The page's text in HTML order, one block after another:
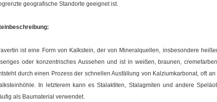
geografische Standorte geeignet ist.
ist eine Form von Kalkstein, der von Mineralquellen, insbesondere
oder konzentrisches Aussehen und ist in weißen, braunen,
durch einen Prozess der schnellen Ausfällung von Kalziumkarbonat, oft
In letzterem kann es Stalaktiten, Stalagmiten und andere
als Baumaterial verwendet.